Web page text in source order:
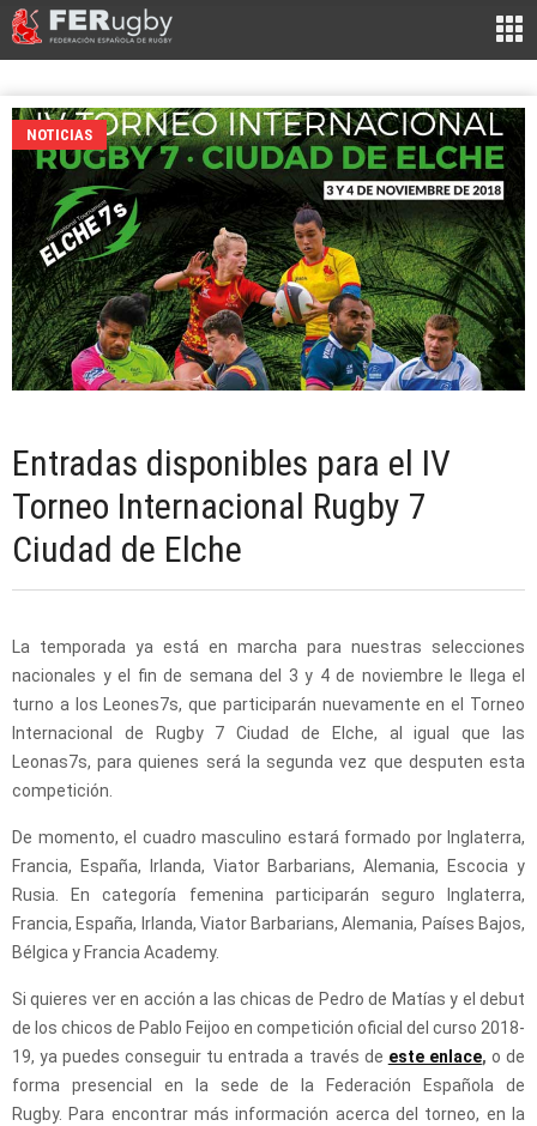
NOTICIAS
Entradas disponibles para el IV
Torneo Internacional Rugby 7
Ciudad de Elche
La temporada ya está en marcha para nuestras selecciones
nacionales y el fin de semana del 3 y 4 de noviembre le llega el
turno a los Leones7s, que participarán nuevamente en el Torneo
Internacional de Rugby 7 Ciudad de Elche, al igual que las
Leonas7s, para quienes será la segunda vez que desputen esta
competición.
De momento, el cuadro masculino estará formado por Inglaterra,
Francia, España, Irlanda, Viator Barbarians, Alemania, Escocia y
Rusia. En categoría femenina participarán seguro Inglaterra,
Francia, España, Irlanda, Viator Barbarians, Alemania, Países Bajos,
Bélgica y Francia Academy.
Si quieres ver en acción a las chicas de Pedro de Matías y el debut
de los chicos de Pablo Feijoo en competición oficial del curso 2018-
19, ya puedes conseguir tu entrada a través de este enlace, o de
forma presencial en la sede de la Federación Española de
Rugby. Para encontrar más información acerca del torneo, en la